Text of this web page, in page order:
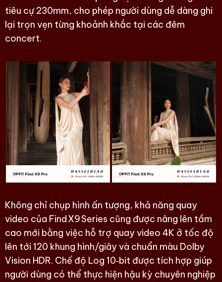
tiêu cự 230mm, cho phép người dùng dễ dàng ghi
lại trọn vẹn từng khoảnh khắc tại các đêm
concert.
Không chỉ chụp hình ấn tượng, khả năng quay
video của Find X9 Series cũng được nâng lên tầm
cao mới bằng việc hỗ trợ quay video 4K ở tốc độ
lên tới 120 khung hình/giây và chuẩn màu Dolby
Vision HDR. Chế độ Log 10‑bit được tích hợp giúp
người dùng có thể thực hiện hậu kỳ chuyên nghiệp